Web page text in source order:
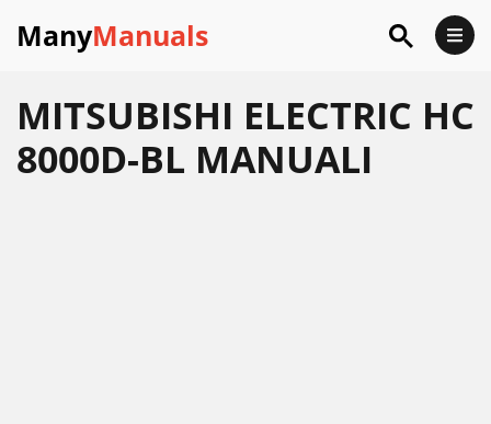
ManyManuals
MITSUBISHI ELECTRIC HC
8000D-BL MANUALI